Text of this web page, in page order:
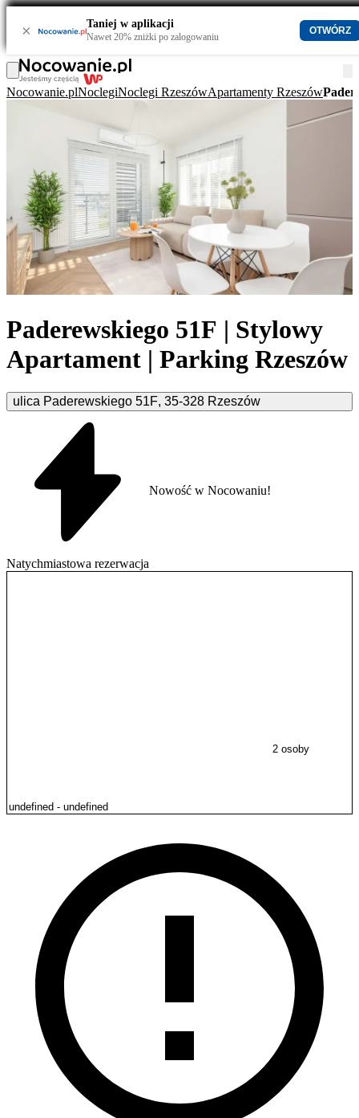
× Taniej w aplikacji
Nawet 20% zniżki po zalogowaniu
OTWÓRZ
Nocowanie.plNoclegiNoclegi RzeszówApartamenty Rzeszów
Paderewskiego 51F | Stylowy
Apartament | Parking Rzeszów
ulica Paderewskiego 51F, 35-328 Rzeszów
Natychmiastowa rezerwacja
Nowość w Nocowaniu!
2 osoby